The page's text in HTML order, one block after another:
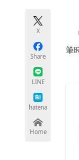
X
Share
LINE
hatena
Home
筆